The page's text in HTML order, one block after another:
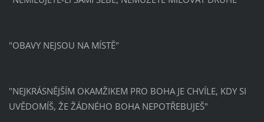
"OBAVY NEJSOU NA MÍSTĚ"
"NEJKRÁSNĚJŠÍM OKAMŽIKEM PRO BOHA JE CHVÍLE, KDY SI
UVĚDOMÍŠ, ŽE ŽÁDNÉHO BOHA NEPOTŘEBUJEŠ"